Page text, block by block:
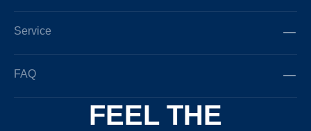
Service
FAQ
FEEL THE